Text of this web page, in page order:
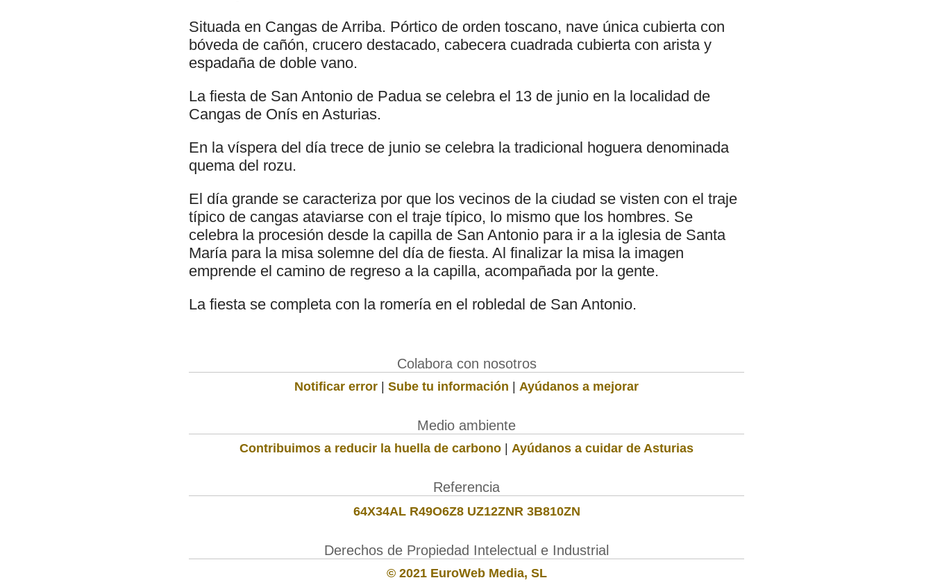
Situada en Cangas de Arriba. Pórtico de orden toscano, nave única cubierta con
bóveda de cañón, crucero destacado, cabecera cuadrada cubierta con arista y
espadaña de doble vano.
La fiesta de San Antonio de Padua se celebra el 13 de junio en la localidad de
Cangas de Onís en Asturias.
En la víspera del día trece de junio se celebra la tradicional hoguera denominada
quema del rozu.
El día grande se caracteriza por que los vecinos de la ciudad se visten con el traje
típico de cangas ataviarse con el traje típico, lo mismo que los hombres. Se
celebra la procesión desde la capilla de San Antonio para ir a la iglesia de Santa
María para la misa solemne del día de fiesta. Al finalizar la misa la imagen
emprende el camino de regreso a la capilla, acompañada por la gente.
La fiesta se completa con la romería en el robledal de San Antonio.
Colabora con nosotros
Notificar error | Sube tu información | Ayúdanos a mejorar
Medio ambiente
Contribuimos a reducir la huella de carbono | Ayúdanos a cuidar de Asturias
Referencia
64X34AL R49O6Z8 UZ12ZNR 3B810ZN
Derechos de Propiedad Intelectual e Industrial
© 2021 EuroWeb Media, SL